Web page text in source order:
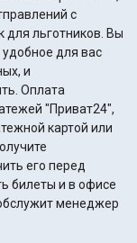
с
льготников. Вы
для вас
и
Оплата
"Приват24",
картой или
его перед
билеты и в офисе
менеджер